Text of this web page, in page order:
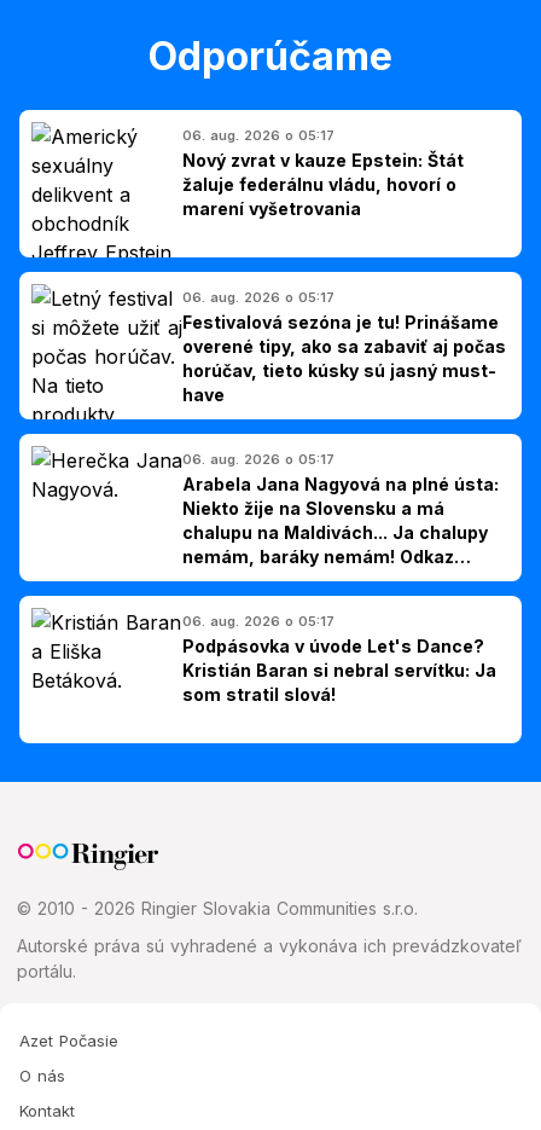
Odporúčame
06. aug. 2026 o 05:17
Nový zvrat v kauze Epstein: Štát
žaluje federálnu vládu, hovorí o
marení vyšetrovania
06. aug. 2026 o 05:17
Festivalová sezóna je tu! Prinášame
overené tipy, ako sa zabaviť aj počas
horúčav, tieto kúsky sú jasný must-
have
06. aug. 2026 o 05:17
Arabela Jana Nagyová na plné ústa:
Niekto žije na Slovensku a má
chalupu na Maldivách... Ja chalupy
nemám, baráky nemám! Odkaz
Slovákom
06. aug. 2026 o 05:17
Podpásovka v úvode Let's Dance?
Kristián Baran si nebral servítku: Ja
som stratil slová!
© 2010 - 2026 Ringier Slovakia Communities s.r.o.
Autorské práva sú vyhradené a vykonáva ich prevádzkovateľ
portálu.
Azet Počasie
O nás
Kontakt